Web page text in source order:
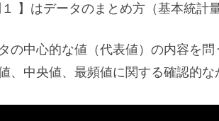
１ 】はデータのまとめ方（基本統計
の中心的な値（代表値）の内容を問
、中央値、最頻値に関する確認的